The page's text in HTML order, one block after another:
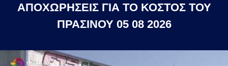
ΑΠΟΧΩΡΗΣΕΙΣ ΓΙΑ ΤΟ ΚΟΣΤΟΣ ΤΟΥ
ΠΡΑΣΙΝΟΥ 05 08 2026